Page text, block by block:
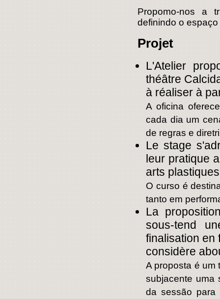
Propomo-nos a
definindo o
Projet
L'Atelier
théâtre
à réaliser à
A oficina
cada dia um
de regras e
Le stage
leur pratique
arts
O curso é
tanto em
La
sous-tend
finalisation en
considère
A proposta é um
subjacente uma
da sessão para